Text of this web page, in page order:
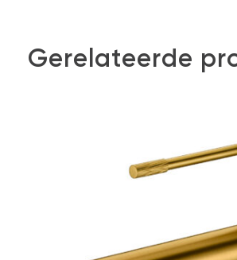
Gerelateerde